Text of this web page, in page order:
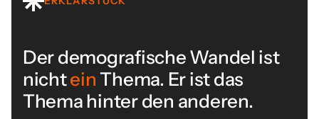
Der demografische Wandel ist
nichteinThema. Er ist das
Thema hinter den anderen.